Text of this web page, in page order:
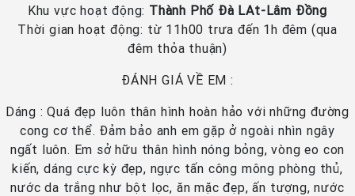
Khu vực hoạt động: Thành Phố Đà LAt-Lâm Đồng
Thời gian hoạt động: từ 11h00 trưa đến 1h đêm (qua
đêm thỏa thuận)
ĐÁNH GIÁ VỀ EM :
Dáng : Quá đẹp luôn thân hình hoàn hảo với những đường
cong cơ thể. Đảm bảo anh em gặp ở ngoài nhìn ngây
ngất luôn. Em sở hữu thân hình nóng bỏng, vòng eo con
kiến, dáng cực kỳ đẹp, ngực tấn công mông phòng thủ,
nước da trắng như bột lọc, ăn mặc đẹp, ấn tượng, nước